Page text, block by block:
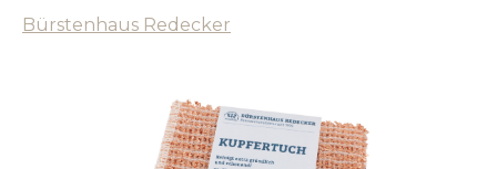
Bürstenhaus Redecker
Bildergalerie überspringen